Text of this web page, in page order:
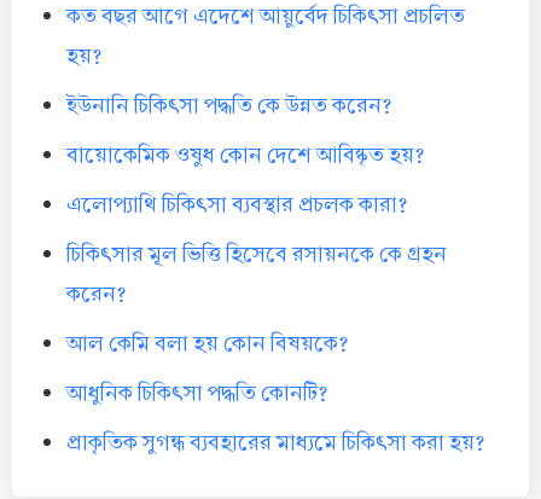
কত বছর আগে এদেশে আয়ুর্বেদ চিকিৎসা প্রচলিত
হয়?
ইউনানি চিকিৎসা পদ্ধতি কে উন্নত করেন?
বায়োকেমিক ওষুধ কোন দেশে আবিষ্কৃত হয়?
এলোপ্যাথি চিকিৎসা ব্যবস্থার প্রচলক কারা?
চিকিৎসার মূল ভিত্তি হিসেবে রসায়নকে কে গ্রহন
করেন?
আল কেমি বলা হয় কোন বিষয়কে?
আধুনিক চিকিৎসা পদ্ধতি কোনটি?
প্রাকৃতিক সুগন্ধ ব্যবহারের মাধ্যমে চিকিৎসা করা হয়?